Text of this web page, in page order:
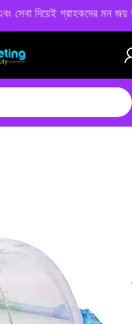
দিয়েই গ্রাহকদের মন জয়